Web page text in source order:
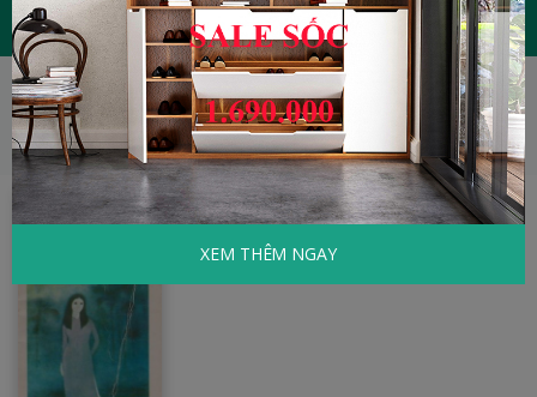
:
Đăng ký Đăng nhập
HOME Văn Học Việt Nam
Đời Mãi Ở
Phương Đông
XEM THÊM NGAY